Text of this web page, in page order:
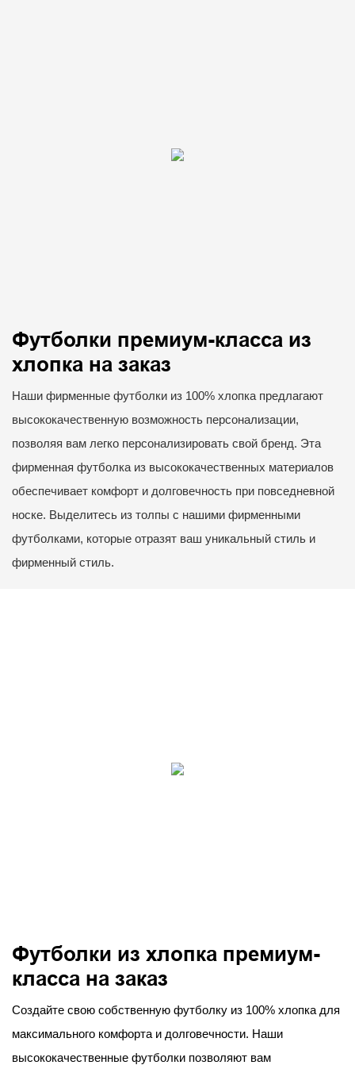
Футболки премиум-класса из
хлопка на заказ
Наши фирменные футболки из 100% хлопка предлагают
высококачественную возможность персонализации,
позволяя вам легко персонализировать свой бренд. Эта
фирменная футболка из высококачественных материалов
обеспечивает комфорт и долговечность при повседневной
носке. Выделитесь из толпы с нашими фирменными
футболками, которые отразят ваш уникальный стиль и
фирменный стиль.
Футболки из хлопка премиум-
класса на заказ
Создайте свою собственную футболку из 100% хлопка для
максимального комфорта и долговечности. Наши
высококачественные футболки позволяют вам